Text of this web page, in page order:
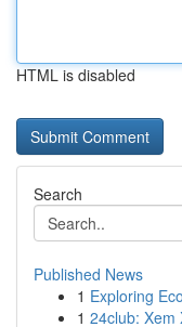
HTML is disabled
Search
Published News
1 Exploring
1 24club: Xem